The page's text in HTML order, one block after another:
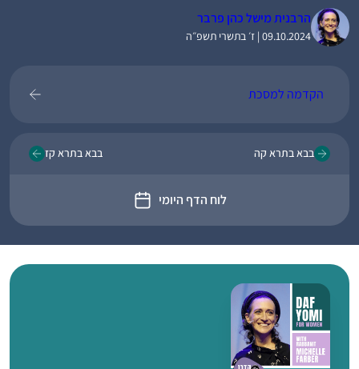
הרבנית מישל כהן פרבר
09.10.2024 | ז׳ בתשרי תשפ״ה
הקדמה למסכת
בבא בתרא קה
לוח הדף היומי
בבא בתרא קז